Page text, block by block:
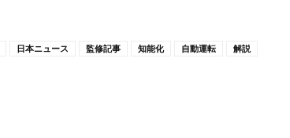
日本ニュース 監修記事 知能化 自動運転
解説